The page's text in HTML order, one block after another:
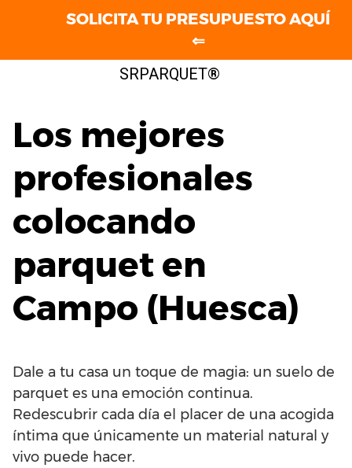
SRPARQUET®
Los mejores
profesionales
colocando
parquet en
Campo (Huesca)
Dale a tu casa un toque de magia: un suelo de
parquet es una emoción continua.
Redescubrir cada día el placer de una acogida
íntima que únicamente un material natural y
vivo puede hacer.
SOLICITA TU PRESUPUESTO AQUÍ
⇐